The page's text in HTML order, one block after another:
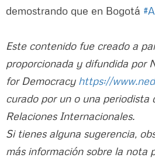
demostrando que en Bogotá
Este contenido fue creado a
proporcionada y difundida por
for Democracy https://
curado por un o una periodista
Relaciones Internacionales.
Si tienes alguna sugerencia,
más información sobre la nota